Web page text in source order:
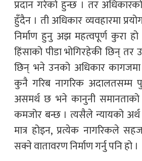
प्रदान गरेको हुन्छ । तर अधिकारको
हुँदैन । ती अधिकार व्यवहारमा
निर्माण हुनु अझ महत्वपूर्ण कुरा
हिंसाको पीडा भोगिरहेकी छिन् तर
छिन् भने उनको अधिकार कागजमा
कुनै गरिब नागरिक अदालतसम्म
असमर्थ छ भने कानुनी समानताको
कमजोर बन्छ । त्यसैले न्यायको
मात्र होइन, प्रत्येक नागरिकले
सक्ने वातावरण निर्माण गर्नु पनि हो ।